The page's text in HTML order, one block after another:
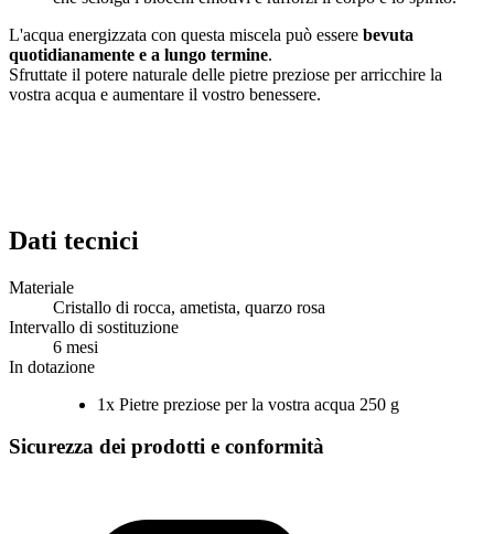
L'acqua energizzata con questa miscela può essere bevuta
quotidianamente e a lungo termine.
Sfruttate il potere naturale delle pietre preziose per arricchire la
vostra acqua e aumentare il vostro benessere.
Dati tecnici
Materiale
Cristallo di rocca, ametista, quarzo rosa
Intervallo di sostituzione
6 mesi
In dotazione
1x Pietre preziose per la vostra acqua 250 g
Sicurezza dei prodotti e conformità